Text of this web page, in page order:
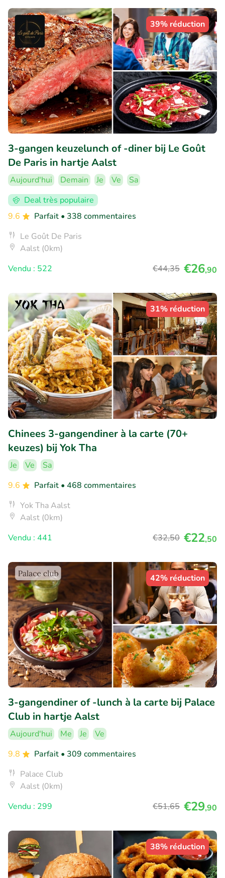
39% réduction
3-gangen keuzelunch of -diner bij Le Goût
De Paris in hartje Aalst
Aujourd'hui Demain Je Ve
Sa
Deal très populaire
9.6
Parfait • 338 commentaires
Le Goût De Paris
Aalst (0km)
Vendu : 522
€44,35 €26,90
31% réduction
Chinees 3-gangendiner à la carte (70+
keuzes) bij Yok Tha
Je Ve
Sa
9.6
Parfait • 468 commentaires
Yok Tha Aalst
Aalst (0km)
Vendu : 441
€32,50 €22,50
42% réduction
3-gangendiner of -lunch à la carte bij Palace
Club in hartje Aalst
Aujourd'hui Me Je
Ve
9.8
Parfait • 309 commentaires
Palace Club
Aalst (0km)
Vendu : 299
€51,65 €29,90
38% réduction